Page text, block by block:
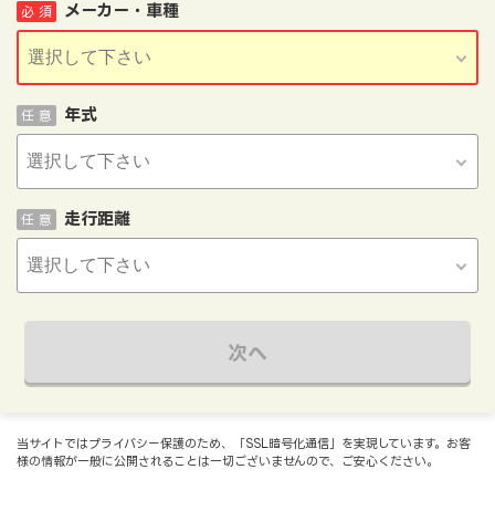
メーカー・車種
必 須
年式
任 意
走行距離
任 意
次へ
当サイトではプライバシー保護のため、「SSL暗号化通信」を実現しています。お客
様の情報が一般に公開されることは一切ございませんので、ご安心ください。